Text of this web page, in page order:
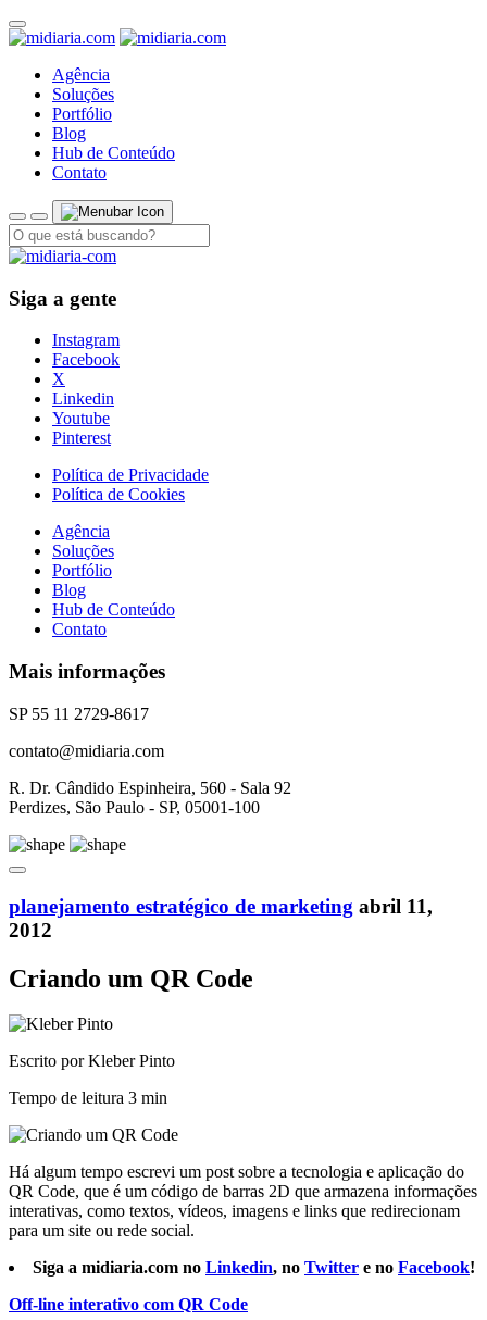
Agência
Soluções
Portfólio
Blog
Hub de Conteúdo
Contato
Siga a gente
Instagram
Facebook
X
Linkedin
Youtube
Pinterest
Política de Privacidade
Política de Cookies
Agência
Soluções
Portfólio
Blog
Hub de Conteúdo
Contato
Mais informações
SP 55 11 2729-8617
contato@midiaria.com
R. Dr. Cândido Espinheira, 560 - Sala 92
Perdizes, São Paulo - SP, 05001-100
planejamento estratégico de marketing abril 11,
2012
Criando um QR Code
Escrito por Kleber Pinto
Tempo de leitura 3 min
Há algum tempo escrevi um post sobre a tecnologia e aplicação do
QR Code, que é um código de barras 2D que armazena informações
interativas, como textos, vídeos, imagens e links que redirecionam
para um site ou rede social.
Siga a midiaria.com no Linkedin, no Twitter e no Facebook!
Off-line interativo com QR Code